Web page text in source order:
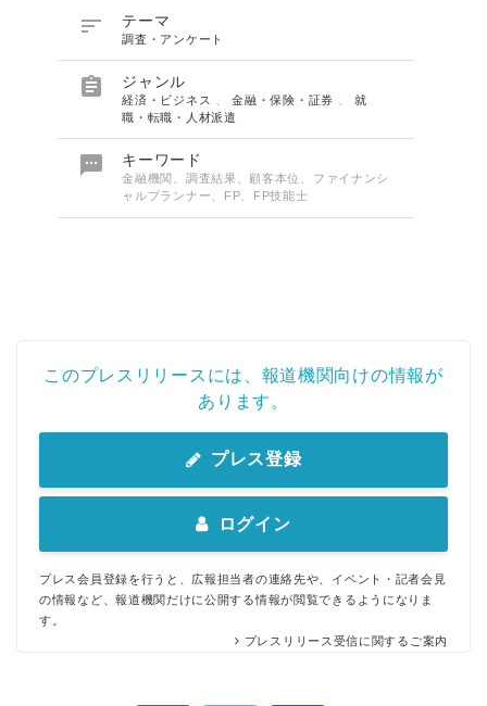
 テーマ
調査・アンケート
 ジャンル
経済・ビジネス 、金融・保険・証券 、就
職・転職・人材派遣
 キーワード
金融機関、調査結果、顧客本位、ファイナンシ
ャルプランナー、FP、FP技能士
このプレスリリースには、報道機関向けの情報が
あります。
プレス登録
ログイン
プレス会員登録を行うと、広報担当者の連絡先や、イベント・記者会見
の情報など、報道機関だけに公開する情報が閲覧できるようになりま
す。
プレスリリース受信に関するご案内